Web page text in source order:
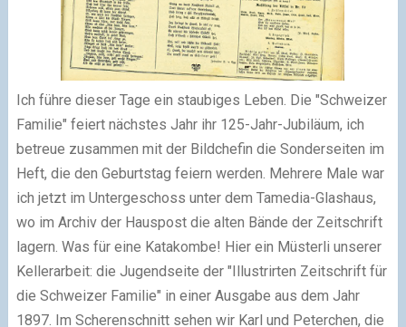
Ich führe dieser Tage ein staubiges Leben. Die "Schweizer
Familie" feiert nächstes Jahr ihr 125-Jahr-Jubiläum, ich
betreue zusammen mit der Bildchefin die Sonderseiten im
Heft, die den Geburtstag feiern werden. Mehrere Male war
ich jetzt im Untergeschoss unter dem Tamedia-Glashaus,
wo im Archiv der Hauspost die alten Bände der Zeitschrift
lagern. Was für eine Katakombe! Hier ein Müsterli unserer
Kellerarbeit: die Jugendseite der "Illustrirten Zeitschrift für
die Schweizer Familie" in einer Ausgabe aus dem Jahr
1897. Im Scherenschnitt sehen wir Karl und Peterchen, die